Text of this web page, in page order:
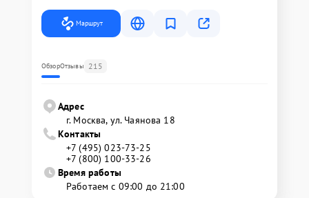
Маршрут
ОбзорОтзывы 215
Адрес
г. Москва, ул. Чаянова 18
Контакты
+7 (495) 023-73-25
+7 (800) 100-33-26
Время работы
Работаем с 09:00 до 21:00